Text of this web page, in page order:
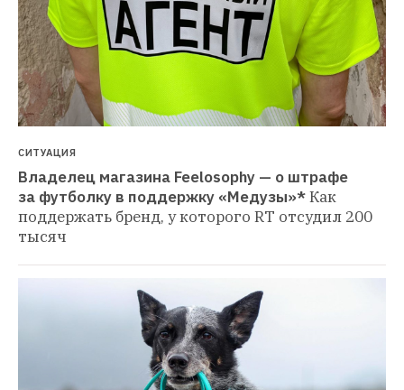
СИТУАЦИЯ
Владелец магазина Feelosophy — о штрафе
за футболку в поддержку «Медузы»*Как
поддержать бренд, у которого RT отсудил 200
тысяч